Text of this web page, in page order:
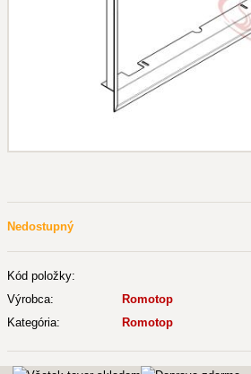
Nedostupný
Kód položky:
Výrobca:
Romotop
Kategória:
Romotop